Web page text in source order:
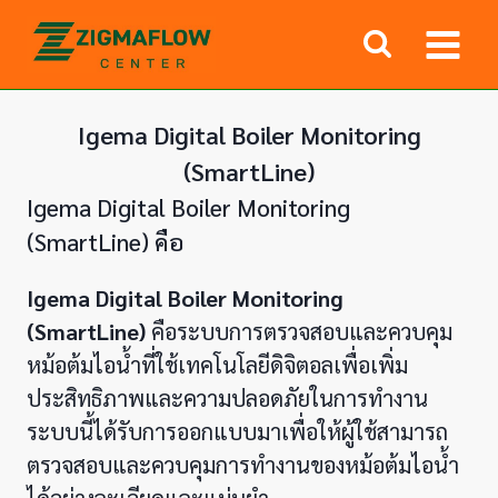
content
Igema Digital Boiler Monitoring
(SmartLine)
Igema Digital Boiler Monitoring
(SmartLine) คือ
Igema Digital Boiler Monitoring
(SmartLine) คือระบบการตรวจสอบและควบคุม
หม้อต้มไอน้ำที่ใช้เทคโนโลยีดิจิตอลเพื่อเพิ่ม
ประสิทธิภาพและความปลอดภัยในการทำงาน
ระบบนี้ได้รับการออกแบบมาเพื่อให้ผู้ใช้สามารถ
ตรวจสอบและควบคุมการทำงานของหม้อต้มไอน้ำ